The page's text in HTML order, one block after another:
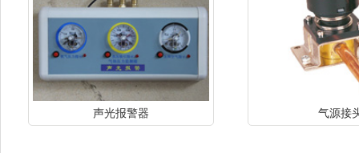
声光报警器 气源接